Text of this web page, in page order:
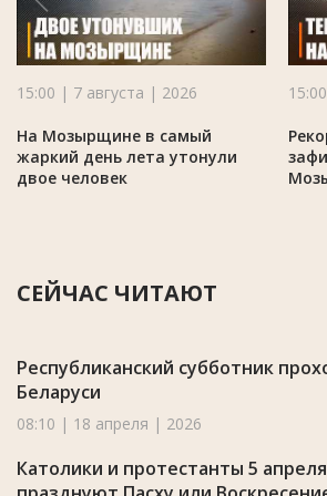
15:00 | 7 августа | 2026
На Мозырщине в самый
жаркий день лета утонули
двое человек
СЕЙЧАС ЧИТАЮТ
Республиканский субботник
Беларуси
08:10 | 18 апреля | 2026
Католики и протестанты 5